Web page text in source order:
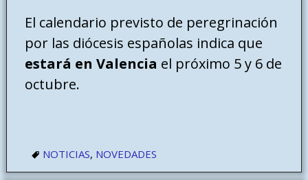
El calendario previsto de peregrinación
por las diócesis españolas indica que
estará en Valencia el próximo 5 y 6 de
octubre.
NOTICIAS, NOVEDADES